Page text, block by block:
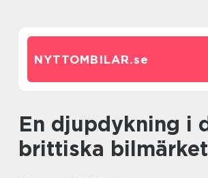
NYTTOMBILAR.se
En djupdykning i det
brittiska bilmärket